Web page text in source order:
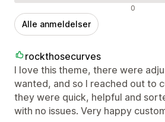
Negative anmeldelser 0
Alle anmeldelser
rockthosecurves
I love this theme, there were
wanted, and so I reached out to
they were quick, helpful and
with no issues. Very happy